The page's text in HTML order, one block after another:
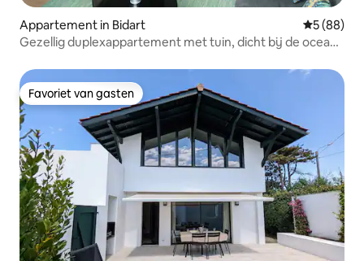
Appartement in Bidart
5 (88)
Gezellig duplexappartement met tuin, dicht bij de oceaan
Favoriet van gasten
Favoriet van gasten